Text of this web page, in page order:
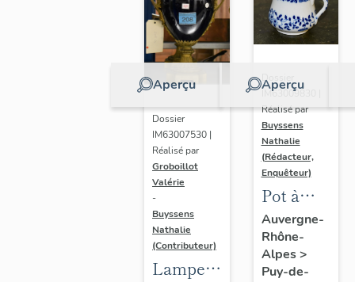
Aperçu
Dossier
IM63007530 |
Réalisé par
Groboillot
Valérie
-
Buyssens
Nathalie
(Contributeur)
Lampe à
Aperçu
Dossier
IM63009830 |
Réalisé par
Buyssens
Nathalie
(Rédacteur,
Enquêteur)
Pot à
crème n°
3
Auvergne-
Rhône-
Alpes>
Puy-de-